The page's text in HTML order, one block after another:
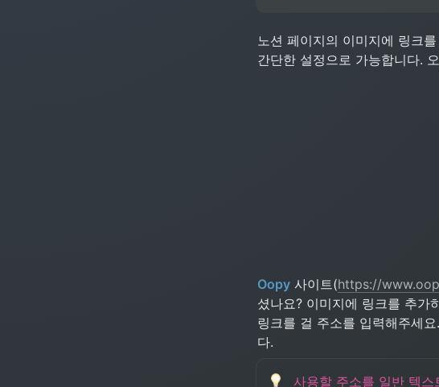
노션 페이지의 이미지에 링크
간단한 설정으로 가능합니다.
Oopy 사이트(https://
셨나요? 이미지에 링크를 추가
링크를 걸 주소를 입력해주세
다.
사용할 주소를 일반 텍